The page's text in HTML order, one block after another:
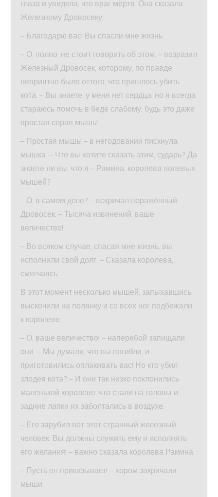
глаза и увидела, что враг мёртв. Она сказала
Железному Дровосеку:
– Благодарю вас! Вы спасли мне жизнь.
– О, полно, не стоит говорить об этом, – возразил
Железный Дровосек, которому, по правде,
неприятно было оттого, что пришлось убить
кота. – Вы знаете, у меня нет сердца, но я всегда
стараюсь помочь в беде слабому, будь это даже
простая серая мышь!
– Простая мышь! – в негодовании пискнула
мышка. – Что вы хотите сказать этим, сударь? Да
знаете ли вы, что я – Рамина, королева полевых
мышей?
– О, в самом деле? – вскричал поражённый
Дровосек. – Тысяча извинений, ваше
величество!
– Во всяком случае, спасая мне жизнь, вы
исполнили свой долг. – Сказала королева,
смягчаясь.
В этот момент несколько мышей, запыхавшись,
выскочили на полянку и со всех ног подбежали
к королеве.
– О, ваше величество! – наперебой запищали
они. – Мы думали, что вы погибли, и
приготовились оплакивать вас! Но кто убил
злодея кота? – И они так низко поклонились
маленькой королеве, что стали на головы и
задние лапки их заболтались в воздухе.
– Его зарубил вот этот странный железный
человек. Вы должны служить ему и исполнять
его желания! – важно сказала королева Рамина.
– Пусть он приказывает! – хором закричали
мыши.